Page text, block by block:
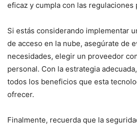
eficaz y cumpla con las regulaciones
Si estás considerando implementar
de acceso en la nube, asegúrate de
necesidades, elegir un proveedor
personal. Con la estrategia
todos los beneficios que esta
ofrecer.
Finalmente, recuerda que la